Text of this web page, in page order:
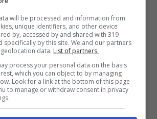
la realtà –
a fine settembre– è che
la guerra in Ucrainasarà
negoziato. E io voglio,
Trump voglia, che
più leva possibile in quei
will be processed and information from
unique identifiers, and other device
by, accessed by and shared with 319
specifically by this site. We and our partners
data. List of partners.
process your personal data on the basis
which you can object to by managing
Look for a link at the bottom of this page
to manage or withdraw consent in privacy